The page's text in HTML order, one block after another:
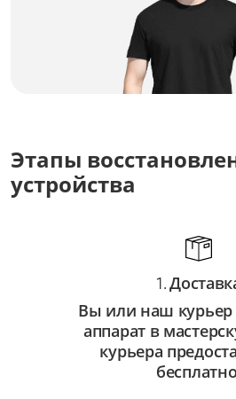
Этапы
устройства
1.
Вы или наш курьер
аппарат в
курьера